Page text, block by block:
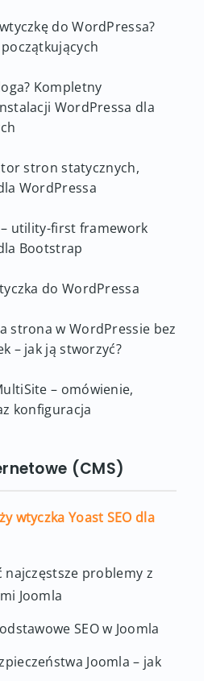
do WordPressa?
Kompletny
WordPressa dla
stron statycznych,
WordPressa
– utility-first framework
Bootstrap
do WordPressa
strona w WordPressie bez
– jak ją stworzyć?
– omówienie,
konfiguracja
(CMS)
wtyczka Yoast SEO dla
najczęstsze problemy z
Joomla
SEO w Joomla
Joomla – jak